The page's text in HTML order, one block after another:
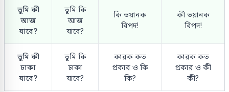
তুমি কী
আজ
যাবে?
তুমি কি
আজ
যাবে?
কি ভয়ানক
বিপদ!
কী ভয়ানক
বিপদ!
তুমি কী
ঢাকা
যাবে?
তুমি কি
ঢাকা
যাবে?
কারক কত
প্রকার ও কি
কি?
কারক কত
প্রকার ও কী
কী?